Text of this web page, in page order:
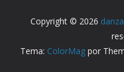
Copyright © 2026
Tema: ColorMagpor